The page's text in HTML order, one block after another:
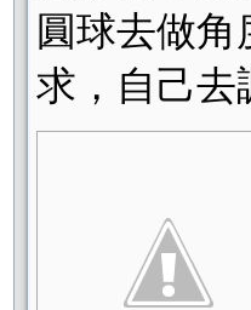
圓球去做
求，自己去